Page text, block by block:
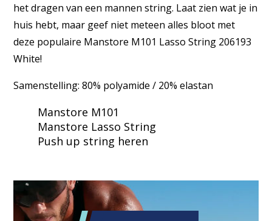
het dragen van een mannen string. Laat zien wat je in
huis hebt, maar geef niet meteen alles bloot met
deze populaire Manstore M101 Lasso String 206193
White!
Samenstelling: 80% polyamide / 20% elastan
Manstore M101
Manstore Lasso String
Push up string heren